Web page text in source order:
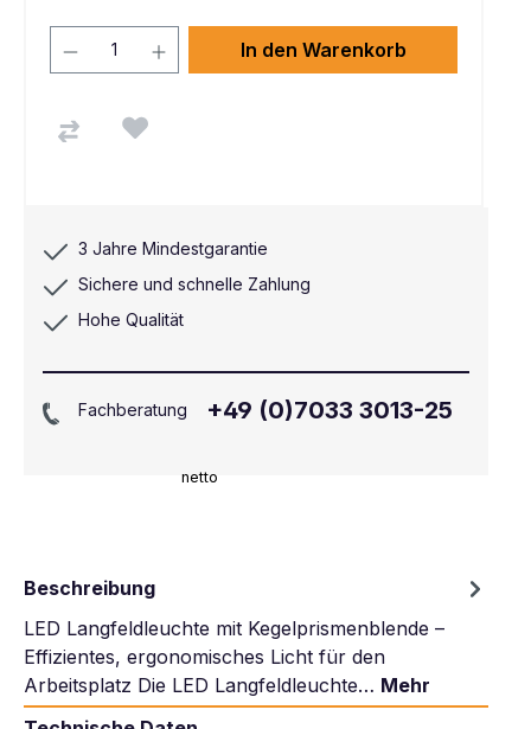
netto
In den Warenkorb
3 Jahre Mindestgarantie
Sichere und schnelle Zahlung
Hohe Qualität
Fachberatung +49 (0)7033 3013-25
Beschreibung
LED Langfeldleuchte mit Kegelprismenblende –
Effizientes, ergonomisches Licht für den
Arbeitsplatz Die LED Langfeldleuchte… Mehr